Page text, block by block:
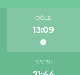
ÖĞLE
13:09
YATSI